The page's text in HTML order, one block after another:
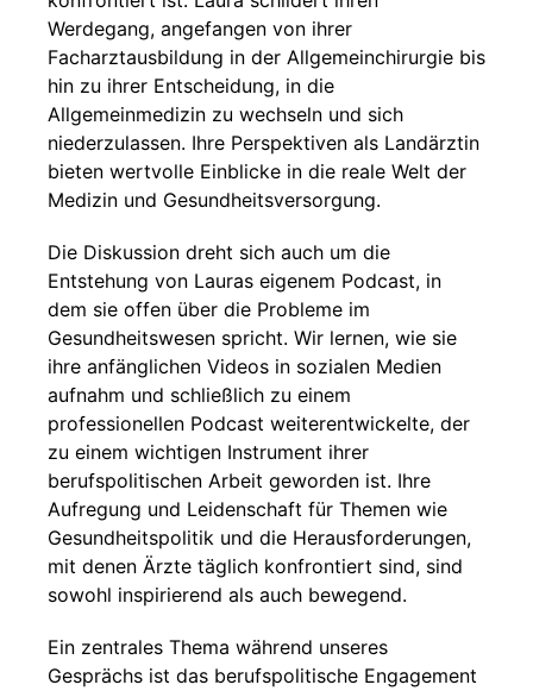
Werdegang, angefangen von ihrer
Facharztausbildung in der Allgemeinchirurgie bis
hin zu ihrer Entscheidung, in die
Allgemeinmedizin zu wechseln und sich
niederzulassen. Ihre Perspektiven als Landärztin
bieten wertvolle Einblicke in die reale Welt der
Medizin und Gesundheitsversorgung.
Die Diskussion dreht sich auch um die
Entstehung von Lauras eigenem Podcast, in
dem sie offen über die Probleme im
Gesundheitswesen spricht. Wir lernen, wie sie
ihre anfänglichen Videos in sozialen Medien
aufnahm und schließlich zu einem
professionellen Podcast weiterentwickelte, der
zu einem wichtigen Instrument ihrer
berufspolitischen Arbeit geworden ist. Ihre
Aufregung und Leidenschaft für Themen wie
Gesundheitspolitik und die Herausforderungen,
mit denen Ärzte täglich konfrontiert sind, sind
sowohl inspirierend als auch bewegend.
Ein zentrales Thema während unseres
Gesprächs ist das berufspolitische Engagement